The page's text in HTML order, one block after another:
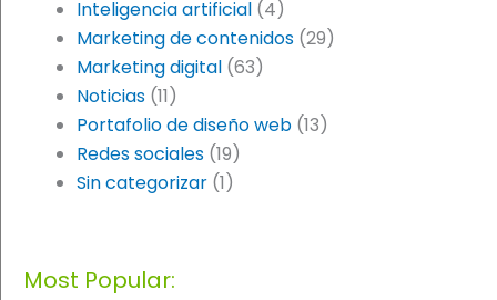
Inteligencia artificial (4)
Marketing de contenidos (29)
Marketing digital (63)
Noticias (11)
Portafolio de diseño web (13)
Redes sociales (19)
Sin categorizar (1)
Most Popular: